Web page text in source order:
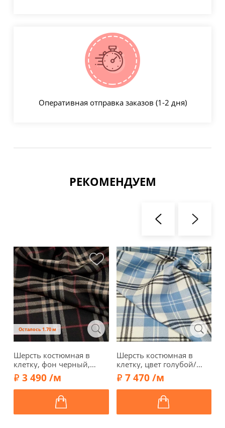
Оперативная отправка заказов (1-2 дня)
РЕКОМЕНДУЕМ
Осталось 1.70 м
Шерсть костюмная в
клетку, фон черный,
48752
3 490 /м
Шерсть костюмная в
клетку, цвет голубой/
молочный/черный,
1052402
7 470 /м